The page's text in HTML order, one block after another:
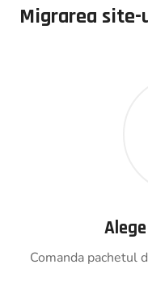
Migrarea
Comanda pachetul